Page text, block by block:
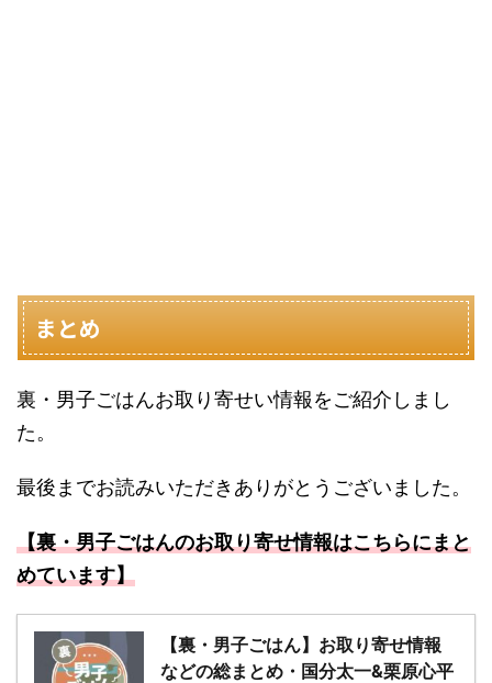
まとめ
裏・男子ごはんお取り寄せい情報をご紹介しまし
た。
最後までお読みいただきありがとうございました。
【裏・男子ごはんのお取り寄せ情報はこちらにまと
めています】
【裏・男子ごはん】お取り寄せ情報
などの総まとめ・国分太一&栗原心平